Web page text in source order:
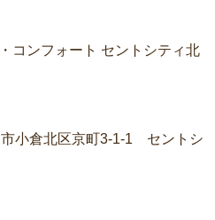
コンフォート セントシティ北
小倉北区京町3-1-1 セントシ